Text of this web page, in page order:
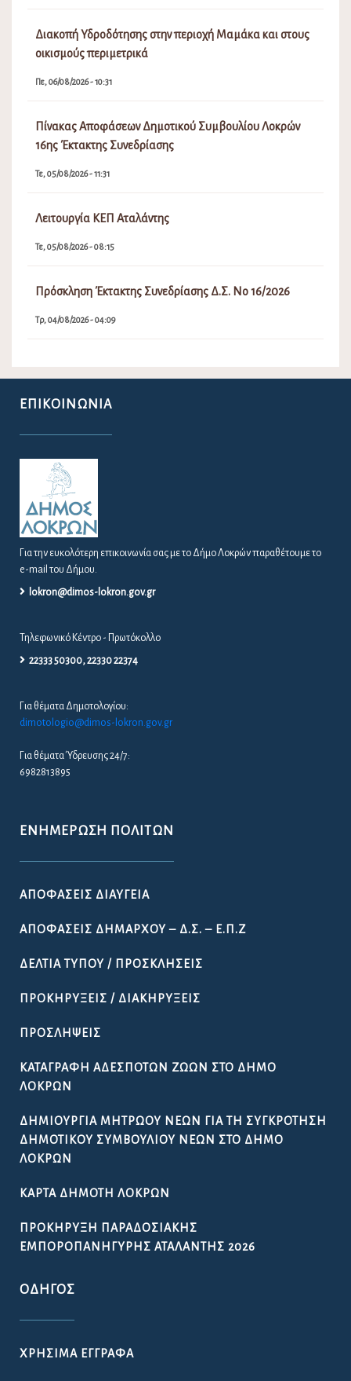
Διακοπή Υδροδότησης στην περιοχή Μαμάκα και στους
οικισμούς περιμετρικά
Πε, 06/08/2026 - 10:31
Πίνακας Αποφάσεων Δημοτικού Συμβουλίου Λοκρών
16ης Έκτακτης Συνεδρίασης
Τε, 05/08/2026 - 11:31
Λειτουργία ΚΕΠ Αταλάντης
Τε, 05/08/2026 - 08:15
Πρόσκληση Έκτακτης Συνεδρίασης Δ.Σ. Νο 16/2026
Τρ, 04/08/2026 - 04:09
ΕΠΙΚΟΙΝΩΝΊΑ
Για την ευκολότερη επικοινωνία σας με το Δήμο Λοκρών παραθέτουμε το
e-mail του Δήμου.
lokron@dimos-lokron.gov.gr
Τηλεφωνικό Κέντρο - Πρωτόκολλο
22333 50300, 22330 22374
Για θέματα Δημοτολογίου:
dimotologio@dimos-lokron.gov.gr
Για θέματα Ύδρευσης 24/7:
6982813895
ΕΝΗΜΈΡΩΣΗ ΠΟΛΙΤΏΝ
ΑΠΟΦΆΣΕΙΣ ΔΙΑΎΓΕΙΑ
ΑΠΟΦΆΣΕΙΣ ΔΗΜΆΡΧΟΥ – Δ.Σ. – Ε.Π.Ζ
ΔΕΛΤΊΑ ΤΎΠΟΥ / ΠΡΟΣΚΛΉΣΕΙΣ
ΠΡΟΚΗΡΎΞΕΙΣ / ΔΙΑΚΗΡΎΞΕΙΣ
ΠΡΟΣΛΉΨΕΙΣ
ΚΑΤΑΓΡΑΦΉ ΑΔΈΣΠΟΤΩΝ ΖΏΩΝ ΣΤΟ ΔΉΜΟ
ΛΟΚΡΏΝ
ΔΗΜΙΟΥΡΓΊΑ ΜΗΤΡΏΟΥ ΝΈΩΝ ΓΙΑ ΤΗ ΣΥΓΚΡΌΤΗΣΗ
ΔΗΜΟΤΙΚΟΎ ΣΥΜΒΟΥΛΊΟΥ ΝΈΩΝ ΣΤΟ ΔΉΜΟ
ΛΟΚΡΏΝ
ΚΆΡΤΑ ΔΗΜΌΤΗ ΛΟΚΡΏΝ
ΠΡΟΚΉΡΥΞΗ ΠΑΡΑΔΟΣΙΑΚΉΣ
ΕΜΠΟΡΟΠΑΝΉΓΥΡΗΣ ΑΤΑΛΆΝΤΗΣ 2026
ΟΔΗΓΌΣ
ΧΡΉΣΙΜΑ ΈΓΓΡΑΦΑ